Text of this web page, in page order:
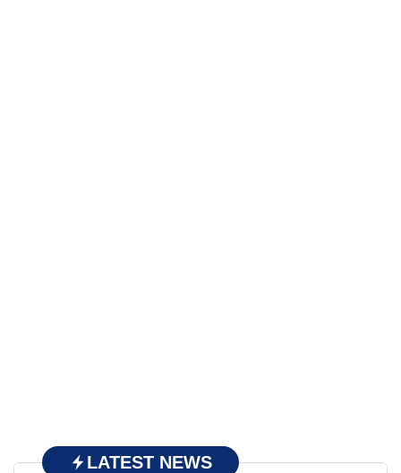
LATEST NEWS